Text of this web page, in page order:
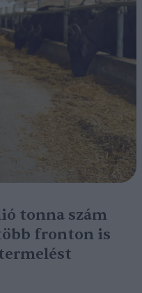
tonna szám
fronton is